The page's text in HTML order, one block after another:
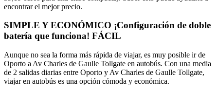
encontrar el mejor precio.
SIMPLE Y ECONÓMICO ¡Configuración de doble
batería que funciona! FÁCIL
Aunque no sea la forma más rápida de viajar, es muy posible ir de
Oporto a Av Charles de Gaulle Tollgate en autobús. Con una media
de 2 salidas diarias entre Oporto y Av Charles de Gaulle Tollgate,
viajar en autobús es una opción cómoda y económica.